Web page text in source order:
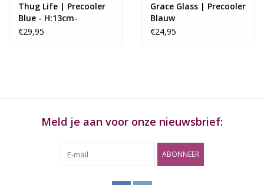
Thug Life | Precooler
Blue - H:13cm-
SG:18.8mm - Ø:50mm
€29,95
Grace Glass | Precooler
Blauw
€24,95
Meld je aan voor onze nieuwsbrief:
ABONNEER